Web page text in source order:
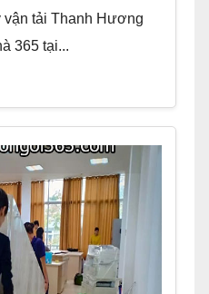
tải Thanh Hương
365 tại...